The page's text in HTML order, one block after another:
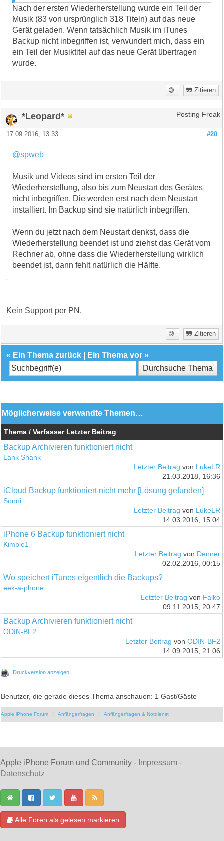
Nach der ersten Wiederherstellung wurde ein Teil der
Musik (83 von ursprünglich 318 Titeln) auf das neue
Gerät geladen. Wenn tatsächlich Musik im iTunes
Backup nicht inbegriffen ist, verwundert mich, dass ein
ein Teil der Musiktitel auf das neue Gerät übertragen
wurde.
Zitieren
*Leopard* Posting Freak
#20
17.09.2016, 13:33
@spweb
Musik und Videos sind im ersten Teil der
Wiederherstellung, also bis zum Neustart des Gerätes
nicht inbegriffen. Die werden erst nach dem Neustart
installiert. Im Backup sind sie natürlich inbegriffen.
Wenn du jetzt nach dem Neustart denkst, dass die
Wiederherstellung beendet ist und ziehst das Gerät vom
Rechner ab, ohne dass die Wiederherstellung wirklich
beendet ist, dann fehlt natürlich die Hälfte.
Kein Support per PN.
Zitieren
« Ein Thema zurück Ein Thema vor »
Möglicherweise verwandte Themen…
Thema / Verfasser Letzter Beitrag
Backup Archivieren funktioniert nicht
Lank Shank
Letzter Beitrag von LukeLR
21.03.2018, 16:36
iCloud Backup funktioniert nicht mehr [Lösung gefunden]
Sonni
Letzter Beitrag von LukeLR
14.03.2016, 15:04
iPhone 6 Backup funktioniert nicht
Kimble1
Letzter Beitrag von Denner
02.02.2016, 00:15
Wo speichert iTunes eigentlich die Backups?
eek-a-phone
Letzter Beitrag von Falko
09.11.2015, 20:47
Backup Archivieren funktioniert nicht
ODIN-BF2
Letzter Beitrag von ODIN-BF2
14.09.2015, 21:06
Druckversion anzeigen
Benutzer, die gerade dieses Thema anschauen: 1 Gast/Gäste
Apple iPhone Forum Anfängerfragen Anfängerfragen & Notdienst
Apple iPhone Forum und Community - Impressum -
Datenschutz
Alle Foren als gelesen markieren